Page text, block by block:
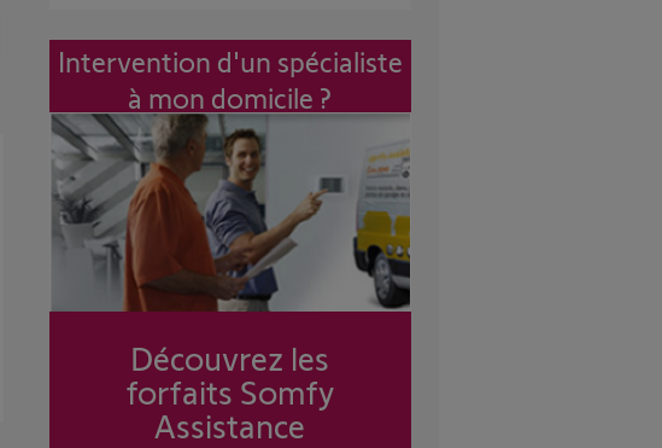
Intervention d'un spécialiste
à mon domicile ?
Découvrez les
forfaits Somfy
Assistance